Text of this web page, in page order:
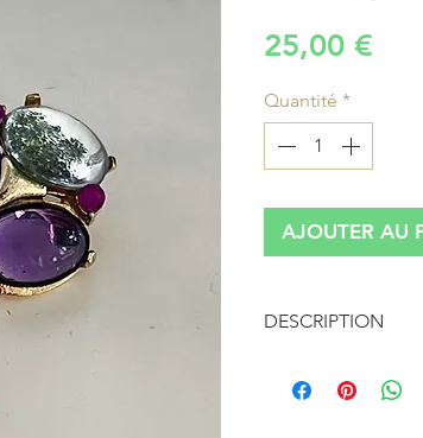
25,00 €
Quantité *
AJOUTER AU
DESCRIPTION
doré et